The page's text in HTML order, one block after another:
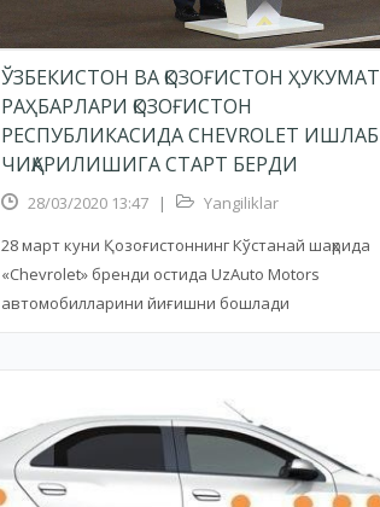
ЎЗБЕКИСТОН ВА ҚОЗОҒИСТОН ҲУКУМАТ
РАҲБАРЛАРИ ҚОЗОҒИСТОН
РЕСПУБЛИКАСИДА CHEVROLET ИШЛАБ
ЧИҚАРИЛИШИГА СТАРТ БЕРДИ
28/03/2020 13:47 |
Yangiliklar
28 март куни Қозоғистоннинг Кўстанай шаҳрида
«Chevrolet» бренди остида UzAuto Motors
автомобилларини йиғишни бошлади